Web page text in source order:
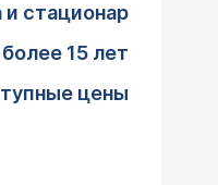
и стационар
15 лет
цены